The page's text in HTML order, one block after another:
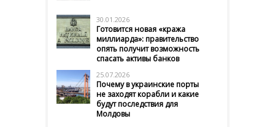
30.01.2026
Готовится новая «кража
миллиарда»: правительство
опять получит возможность
спасать активы банков
25.07.2026
Почему в украинские порты
не заходят корабли и какие
будут последствия для
Молдовы